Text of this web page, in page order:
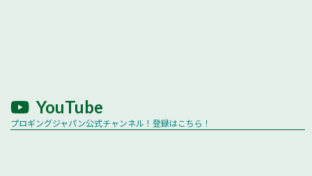
YouTube
プロギングジャパン公式チャンネル！登録はこちら！